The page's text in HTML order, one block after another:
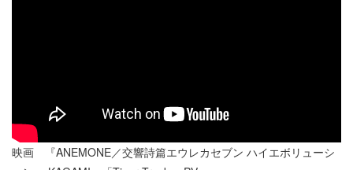
映画 『ANEMONE／交響詩篇エウレカセブン ハイエボリューシ